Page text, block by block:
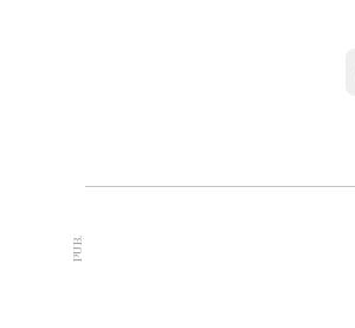
PUB.